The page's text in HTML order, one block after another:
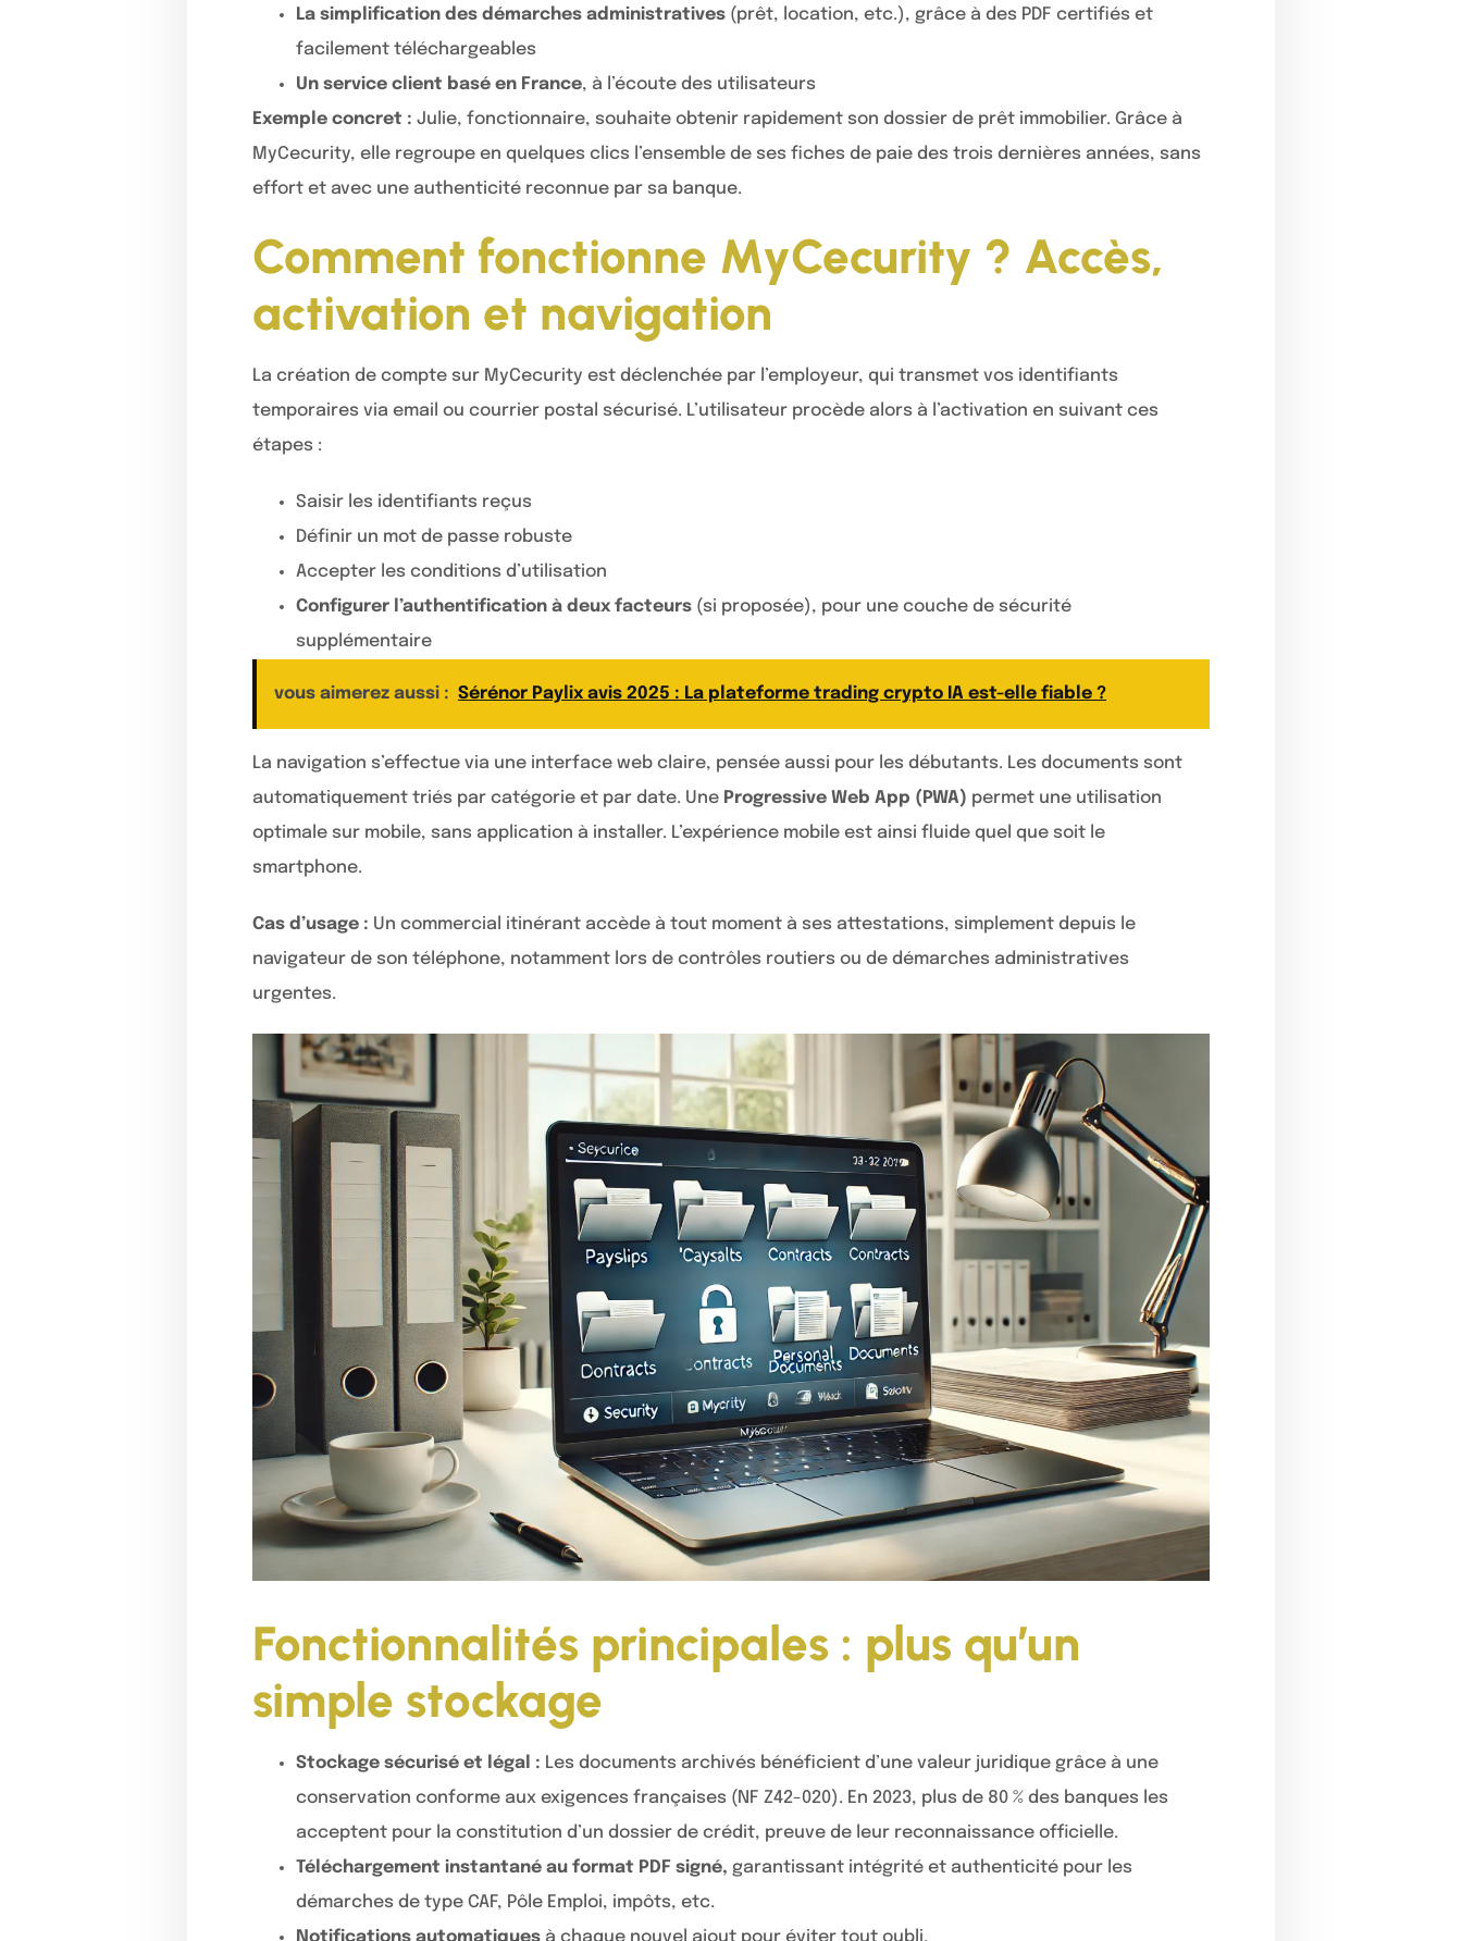
La simplification des démarches administratives (prêt, location, etc.), grâce à des PDF certifiés et
facilement téléchargeables
Un service client basé en France, à l’écoute des utilisateurs
Exemple concret : Julie, fonctionnaire, souhaite obtenir rapidement son dossier de prêt immobilier. Grâce à
MyCecurity, elle regroupe en quelques clics l’ensemble de ses fiches de paie des trois dernières années, sans
effort et avec une authenticité reconnue par sa banque.
Comment fonctionne MyCecurity ? Accès,
activation et navigation
La création de compte sur MyCecurity est déclenchée par l’employeur, qui transmet vos identifiants
temporaires via email ou courrier postal sécurisé. L’utilisateur procède alors à l’activation en suivant ces
étapes :
Saisir les identifiants reçus
Définir un mot de passe robuste
Accepter les conditions d’utilisation
Configurer l’authentification à deux facteurs (si proposée), pour une couche de sécurité
supplémentaire
vous aimerez aussi : Sérénor Paylix avis 2025 : La plateforme trading crypto IA est-elle fiable ?
La navigation s’effectue via une interface web claire, pensée aussi pour les débutants. Les documents sont
automatiquement triés par catégorie et par date. Une Progressive Web App (PWA) permet une utilisation
optimale sur mobile, sans application à installer. L’expérience mobile est ainsi fluide quel que soit le
smartphone.
Cas d’usage : Un commercial itinérant accède à tout moment à ses attestations, simplement depuis le
navigateur de son téléphone, notamment lors de contrôles routiers ou de démarches administratives
urgentes.
Fonctionnalités principales : plus qu’un
simple stockage
Stockage sécurisé et légal : Les documents archivés bénéficient d’une valeur juridique grâce à une
conservation conforme aux exigences françaises (NF Z42-020). En 2023, plus de 80 % des banques les
acceptent pour la constitution d’un dossier de crédit, preuve de leur reconnaissance officielle.
Téléchargement instantané au format PDF signé, garantissant intégrité et authenticité pour les
démarches de type CAF, Pôle Emploi, impôts, etc.
Notifications automatiques à chaque nouvel ajout pour éviter tout oubli.